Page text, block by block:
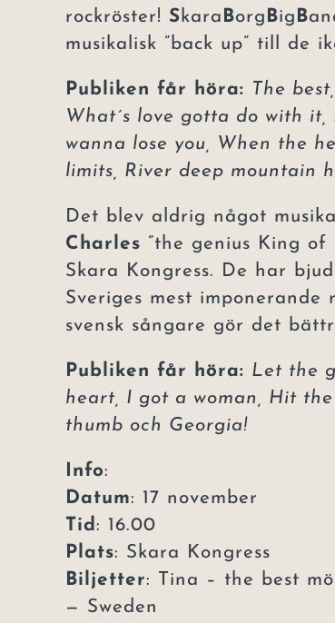
rockröster! S kara Borg Big B
musikalisk ”back up” till de
Publiken får höra: The
What´s love gotta do with it,
wanna lose you, When the
limits, River deep mountain
Det blev aldrig något
Charles ”the genius King
Skara Kongress. De har
Sveriges mest
svensk sångare gör det
Publiken får höra: Let the
heart, I got a woman, Hit
thumb och Georgia!
Info:
Datum: 17 november
Tid : 16.00
Plats: Skara Kongress
Biljetter: Tina – the best
— Sweden